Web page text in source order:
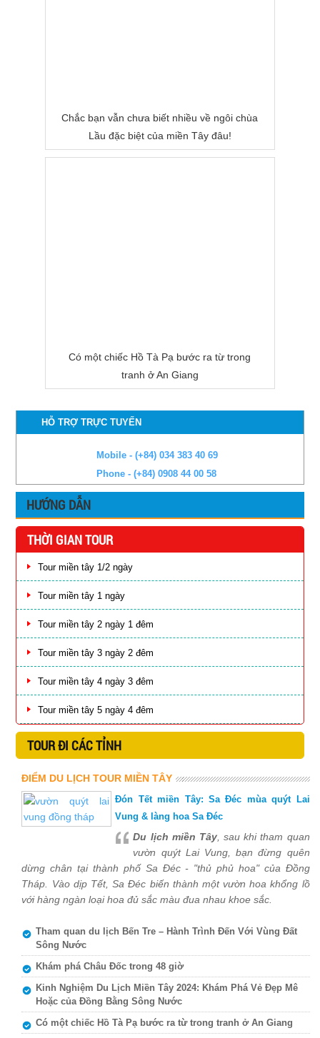
Chắc bạn vẫn chưa biết nhiều về ngôi chùa
Lầu đặc biệt của miền Tây đâu!
Có một chiếc Hồ Tà Pạ bước ra từ trong
tranh ở An Giang
HỖ TRỢ TRỰC TUYẾN
Mobile - (+84) 034 383 40 69
Phone - (+84) 0908 44 00 58
HƯỚNG DẪN
THỜI GIAN TOUR
Tour miền tây 1/2 ngày
Tour miền tây 1 ngày
Tour miền tây 2 ngày 1 đêm
Tour miền tây 3 ngày 2 đêm
Tour miền tây 4 ngày 3 đêm
Tour miền tây 5 ngày 4 đêm
TOUR ĐI CÁC TỈNH
ĐIỂM DU LỊCH TOUR MIỀN TÂY
Đón Tết miền Tây: Sa Đéc mùa quýt Lai
Vung & làng hoa Sa Đéc
Du lịch miền Tây, sau khi tham quan
vườn quýt Lai Vung, bạn đừng quên
dừng chân tại thành phố Sa Đéc - "thủ phủ hoa" của Đồng
Tháp. Vào dịp Tết, Sa Đéc biến thành một vườn hoa khổng lồ
với hàng ngàn loại hoa đủ sắc màu đua nhau khoe sắc.
Tham quan du lịch Bến Tre – Hành Trình Đến Với Vùng Đất
Sông Nước
Khám phá Châu Đốc trong 48 giờ
Kinh Nghiệm Du Lịch Miền Tây 2024: Khám Phá Vẻ Đẹp Mê
Hoặc của Đồng Bằng Sông Nước
Có một chiếc Hồ Tà Pạ bước ra từ trong tranh ở An Giang